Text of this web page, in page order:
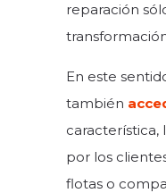
reparación
En este
también
característica,
por los
flotas o